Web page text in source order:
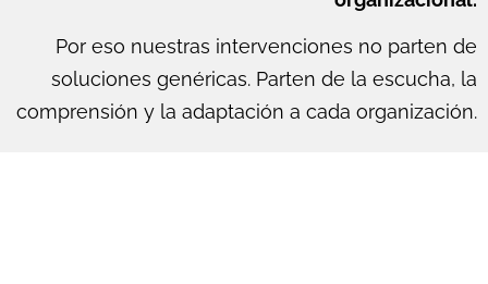
Por eso nuestras intervenciones no parten de
soluciones genéricas. Parten de la escucha, la
comprensión y la adaptación a cada organización.